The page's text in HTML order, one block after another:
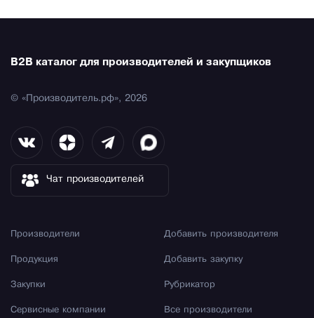
B2B каталог для производителей и закупщиков
© «Производитель.рф», 2026
Чат производителей
Производители
Продукция
Закупки
Сервисные компании
Добавить производителя
Добавить закупку
Рубрикатор
Все производители